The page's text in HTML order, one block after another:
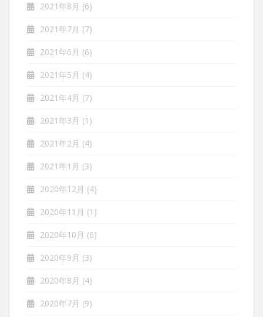
2021年8月 (6)
2021年7月 (7)
2021年6月 (6)
2021年5月 (4)
2021年4月 (7)
2021年3月 (1)
2021年2月 (4)
2021年1月 (3)
2020年12月 (4)
2020年11月 (1)
2020年10月 (6)
2020年9月 (3)
2020年8月 (4)
2020年7月 (9)